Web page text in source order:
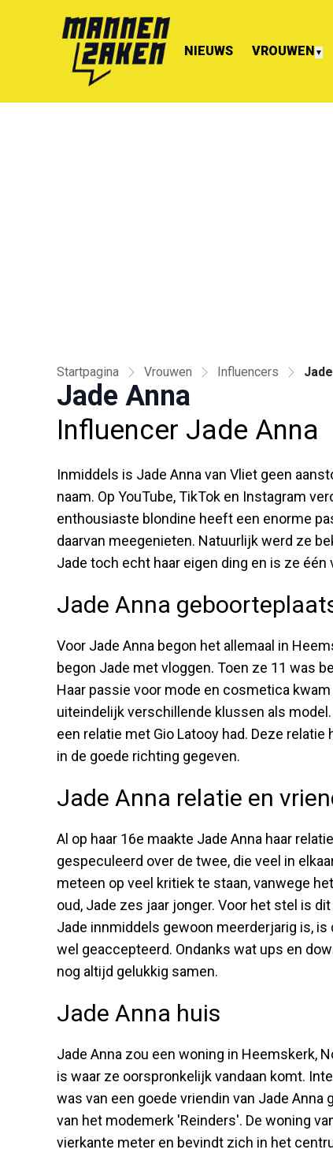
NIEUWS VROUWEN ▼
Startpagina Vrouwen Influencers
Jade Anna
Influencer Jade Anna
Inmiddels is Jade Anna van Vliet geen
naam. Op YouTube, TikTok en Instagram
enthousiaste blondine heeft een enorme
daarvan meegenieten. Natuurlijk werd ze
Jade toch echt haar eigen ding en is ze
Jade Anna
Voor Jade Anna begon het allemaal in
begon Jade met vloggen. Toen ze 11 was
Haar passie voor mode en cosmetica
uiteindelijk verschillende klussen als
een relatie met Gio Latooy had. Deze
in de goede richting gegeven.
Jade Anna relatie en
Al op haar 16e maakte Jade Anna haar
gespeculeerd over de twee, die veel in
meteen op veel kritiek te staan, vanwege
oud, Jade zes jaar jonger. Voor het stel is
Jade innmiddels gewoon meerderjarig is,
wel geaccepteerd. Ondanks wat ups en
nog altijd gelukkig samen.
Jade Anna huis
Jade Anna zou een woning in Heemskerk,
is waar ze oorspronkelijk vandaan komt.
was van een goede vriendin van Jade
van het modemerk 'Reinders'. De woning
vierkante meter en bevindt zich in het